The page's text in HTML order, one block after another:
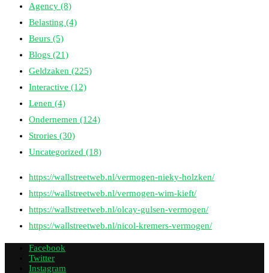
Agency (8)
Belasting (4)
Beurs (5)
Blogs (21)
Geldzaken (225)
Interactive (12)
Lenen (4)
Ondernemen (124)
Strories (30)
Uncategorized (18)
https://wallstreetweb.nl/vermogen-nieky-holzken/
https://wallstreetweb.nl/vermogen-wim-kieft/
https://wallstreetweb.nl/olcay-gulsen-vermogen/
https://wallstreetweb.nl/nicol-kremers-vermogen/
Facebook
Twitter
Instagram